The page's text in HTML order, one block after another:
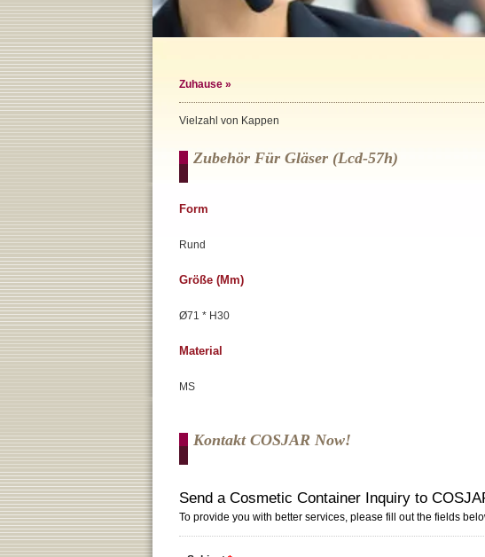
Zuhause »
Vielzahl von Kappen
Zubehör Für Gläser (lcd-57h)
Form
Rund
Größe (mm)
Ø71 * H30
Material
MS
Kontakt COSJAR Now!